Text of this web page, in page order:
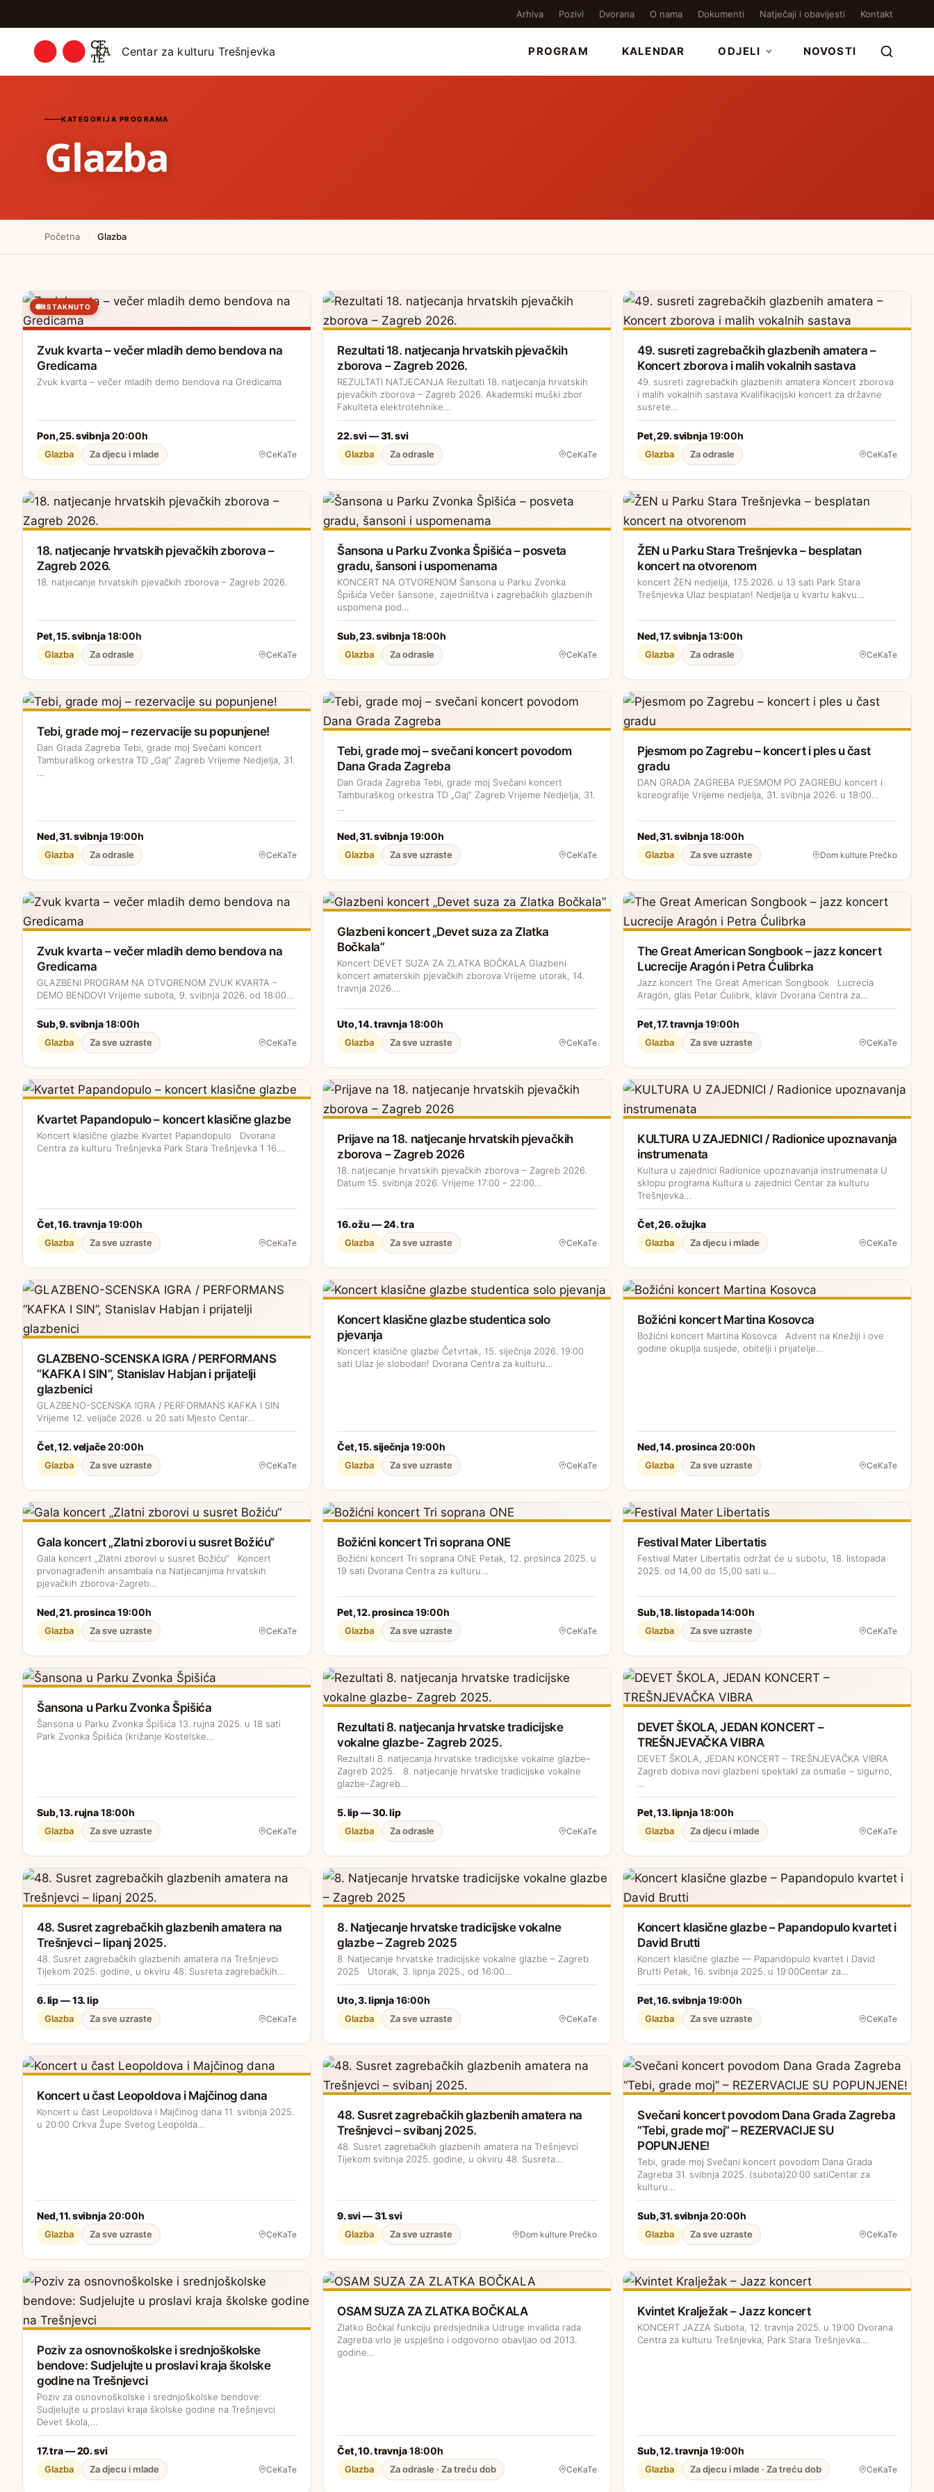
Arhiva Pozivi Dvorana O nama Dokumenti Natječaji i obavijesti Kontakt
Centar za kulturu Trešnjevka PROGRAM KALENDAR ODJELI NOVOSTI
KATEGORIJA PROGRAMA
Glazba
Početna / Glazba
ISTAKNUTO
Zvuk kvarta – večer mladih demo bendova na
Gredicama
Zvuk kvarta – večer mladih demo bendova na Gredicama
Pon, 25. svibnja·20:00h
Glazba Za djecu i mlade CeKaTe
Rezultati 18. natjecanja hrvatskih pjevačkih
zborova – Zagreb 2026.
REZULTATI NATJECANJA Rezultati 18. natjecanja hrvatskih
pjevačkih zborova – Zagreb 2026. Akademski muški zbor
Fakulteta elektrotehnike…
22. svi — 31. svi
Glazba Za odrasle CeKaTe
49. susreti zagrebačkih glazbenih amatera –
Koncert zborova i malih vokalnih sastava
49. susreti zagrebačkih glazbenih amatera Koncert zborova
i malih vokalnih sastava Kvalifikacijski koncert za državne
susrete…
Pet, 29. svibnja·19:00h
Glazba Za odrasle CeKaTe
18. natjecanje hrvatskih pjevačkih zborova –
Zagreb 2026.
18. natjecanje hrvatskih pjevačkih zborova – Zagreb 2026.
Pet, 15. svibnja·18:00h
Glazba Za odrasle CeKaTe
Šansona u Parku Zvonka Špišića – posveta
gradu, šansoni i uspomenama
KONCERT NA OTVORENOM Šansona u Parku Zvonka
Špišića Večer šansone, zajedništva i zagrebačkih glazbenih
uspomena pod…
Sub, 23. svibnja·18:00h
Glazba Za odrasle CeKaTe
ŽEN u Parku Stara Trešnjevka – besplatan
koncert na otvorenom
koncert ŽEN nedjelja, 17.5.2026. u 13 sati Park Stara
Trešnjevka Ulaz besplatan! Nedjelja u kvartu kakvu…
Ned, 17. svibnja·13:00h
Glazba Za odrasle CeKaTe
Tebi, grade moj – rezervacije su popunjene!
Dan Grada Zagreba Tebi, grade moj Svečani koncert
Tamburaškog orkestra TD „Gaj” Zagreb Vrijeme Nedjelja, 31.
Ned, 31. svibnja·19:00h
Glazba Za odrasle CeKaTe
Tebi, grade moj – svečani koncert povodom
Dana Grada Zagreba
Dan Grada Zagreba Tebi, grade moj Svečani koncert
Tamburaškog orkestra TD „Gaj” Zagreb Vrijeme Nedjelja, 31.
Ned, 31. svibnja·19:00h
Glazba Za sve uzraste CeKaTe
Pjesmom po Zagrebu – koncert i ples u čast
gradu
DAN GRADA ZAGREBA PJESMOM PO ZAGREBU koncert i
koreografije Vrijeme nedjelja, 31. svibnja 2026. u 18:00…
Ned, 31. svibnja·18:00h
Glazba Za sve uzraste Dom kulture Prečko
Zvuk kvarta – večer mladih demo bendova na
Gredicama
GLAZBENI PROGRAM NA OTVORENOM ZVUK KVARTA –
DEMO BENDOVI Vrijeme subota, 9. svibnja 2026. od 18:00…
Sub, 9. svibnja·18:00h
Glazba Za sve uzraste CeKaTe
Glazbeni koncert „Devet suza za Zlatka
Bočkala”
Koncert DEVET SUZA ZA ZLATKA BOČKALA Glazbeni
koncert amaterskih pjevačkih zborova Vrijeme utorak, 14.
travnja 2026.…
Uto, 14. travnja·18:00h
Glazba Za sve uzraste CeKaTe
The Great American Songbook – jazz koncert
Lucrecije Aragón i Petra Ćulibrka
Jazz koncert The Great American Songbook Lucrecia
Aragón, glas Petar Ćulibrk, klavir Dvorana Centra za…
Pet, 17. travnja·19:00h
Glazba Za sve uzraste CeKaTe
Kvartet Papandopulo – koncert klasične glazbe
Koncert klasične glazbe Kvartet Papandopulo Dvorana
Centra za kulturu Trešnjevka Park Stara Trešnjevka 1 16.…
Čet, 16. travnja·19:00h
Glazba Za sve uzraste CeKaTe
Prijave na 18. natjecanje hrvatskih pjevačkih
zborova – Zagreb 2026
18. natjecanje hrvatskih pjevačkih zborova – Zagreb 2026.
Datum 15. svibnja 2026. Vrijeme 17:00 – 22:00…
16. ožu — 24. tra
Glazba Za sve uzraste CeKaTe
KULTURA U ZAJEDNICI / Radionice upoznavanja
instrumenata
Kultura u zajednici Radionice upoznavanja instrumenata U
sklopu programa Kultura u zajednici Centar za kulturu
Trešnjevka…
Čet, 26. ožujka
Glazba Za djecu i mlade CeKaTe
GLAZBENO-SCENSKA IGRA / PERFORMANS
“KAFKA I SIN”, Stanislav Habjan i prijatelji
glazbenici
GLAZBENO-SCENSKA IGRA / PERFORMANS KAFKA I SIN
Vrijeme 12. veljače 2026. u 20 sati Mjesto Centar…
Čet, 12. veljače·20:00h
Glazba Za sve uzraste CeKaTe
Koncert klasične glazbe studentica solo
pjevanja
Koncert klasične glazbe Četvrtak, 15. siječnja 2026. 19:00
sati Ulaz je slobodan! Dvorana Centra za kulturu…
Čet, 15. siječnja·19:00h
Glazba Za sve uzraste CeKaTe
Božićni koncert Martina Kosovca
Božićni koncert Martina Kosovca Advent na Knežiji i ove
godine okuplja susjede, obitelji i prijatelje…
Ned, 14. prosinca·20:00h
Glazba Za sve uzraste CeKaTe
Gala koncert „Zlatni zborovi u susret Božiću“
Gala koncert „Zlatni zborovi u susret Božiću“ Koncert
prvonagrađenih ansambala na Natjecanjima hrvatskih
pjevačkih zborova-Zagreb…
Ned, 21. prosinca·19:00h
Glazba Za sve uzraste CeKaTe
Božićni koncert Tri soprana ONE
Božićni koncert Tri soprana ONE Petak, 12. prosinca 2025. u
19 sati Dvorana Centra za kulturu…
Pet, 12. prosinca·19:00h
Glazba Za sve uzraste CeKaTe
Festival Mater Libertatis
Festival Mater Libertatis održat će u subotu, 18. listopada
2025. od 14,00 do 15,00 sati u…
Sub, 18. listopada·14:00h
Glazba Za sve uzraste CeKaTe
Šansona u Parku Zvonka Špišića
Šansona u Parku Zvonka Špišića 13. rujna 2025. u 18 sati
Park Zvonka Špišića (križanje Kostelske…
Sub, 13. rujna·18:00h
Glazba Za sve uzraste CeKaTe
Rezultati 8. natjecanja hrvatske tradicijske
vokalne glazbe- Zagreb 2025.
Rezultati 8. natjecanja hrvatske tradicijske vokalne glazbe–
Zagreb 2025. 8. natjecanje hrvatske tradicijske vokalne
glazbe-Zagreb…
5. lip — 30. lip
Glazba Za odrasle CeKaTe
DEVET ŠKOLA, JEDAN KONCERT –
TREŠNJEVAČKA VIBRA
DEVET ŠKOLA, JEDAN KONCERT – TREŠNJEVAČKA VIBRA
Zagreb dobiva novi glazbeni spektakl za osmaše – sigurno,
Pet, 13. lipnja·18:00h
Glazba Za djecu i mlade CeKaTe
48. Susret zagrebačkih glazbenih amatera na
Trešnjevci – lipanj 2025.
48. Susret zagrebačkih glazbenih amatera na Trešnjevci
Tijekom 2025. godine, u okviru 48. Susreta zagrebačkih…
6. lip — 13. lip
Glazba Za sve uzraste CeKaTe
8. Natjecanje hrvatske tradicijske vokalne
glazbe – Zagreb 2025
8. Natjecanje hrvatske tradicijske vokalne glazbe – Zagreb
2025 Utorak, 3. lipnja 2025., od 16:00…
Uto, 3. lipnja·16:00h
Glazba Za sve uzraste CeKaTe
Koncert klasične glazbe – Papandopulo kvartet i
David Brutti
Koncert klasične glazbe — Papandopulo kvartet i David
Brutti Petak, 16. svibnja 2025. u 19:00Centar za…
Pet, 16. svibnja·19:00h
Glazba Za sve uzraste CeKaTe
Koncert u čast Leopoldova i Majčinog dana
Koncert u čast Leopoldova i Majčinog dana 11. svibnja 2025.
u 20:00 Crkva Župe Svetog Leopolda…
Ned, 11. svibnja·20:00h
Glazba Za sve uzraste CeKaTe
48. Susret zagrebačkih glazbenih amatera na
Trešnjevci – svibanj 2025.
48. Susret zagrebačkih glazbenih amatera na Trešnjevci
Tijekom svibnja 2025. godine, u okviru 48. Susreta…
9. svi — 31. svi
Glazba Za sve uzraste Dom kulture Prečko
Svečani koncert povodom Dana Grada Zagreba
“Tebi, grade moj” – REZERVACIJE SU
POPUNJENE!
Tebi, grade moj Svečani koncert povodom Dana Grada
Zagreba 31. svibnja 2025. (subota)20:00 satiCentar za
kulturu…
Sub, 31. svibnja·20:00h
Glazba Za sve uzraste CeKaTe
Poziv za osnovnoškolske i srednjoškolske
bendove: Sudjelujte u proslavi kraja školske
godine na Trešnjevci
Poziv za osnovnoškolske i srednjoškolske bendove:
Sudjelujte u proslavi kraja školske godine na Trešnjevci
Devet škola,…
17. tra — 20. svi
Glazba Za djecu i mlade CeKaTe
OSAM SUZA ZA ZLATKA BOČKALA
Zlatko Bočkal funkciju predsjednika Udruge invalida rada
Zagreba vrlo je uspješno i odgovorno obavljao od 2013.
godine…
Čet, 10. travnja·18:00h
Glazba Za odrasle · Za treću dob CeKaTe
Kvintet Kralježak – Jazz koncert
KONCERT JAZZA Subota, 12. travnja 2025. u 19:00 Dvorana
Centra za kulturu Trešnjevka, Park Stara Trešnjevka…
Sub, 12. travnja·19:00h
Glazba Za djecu i mlade · Za treću dob CeKaTe